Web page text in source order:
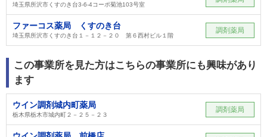
埼玉県所沢市くすのき台3-6-4コーポ菊池103号室
ファーコス薬局 くすのき台
埼玉県所沢市くすのき台１－１２－２０ 第６西村ビル１階
調剤薬局
この事業所を見た方はこちらの事業所にも興味があり
ます
ウイン調剤城内町薬局
栃木県栃木市城内町２－２５－２３
調剤薬局